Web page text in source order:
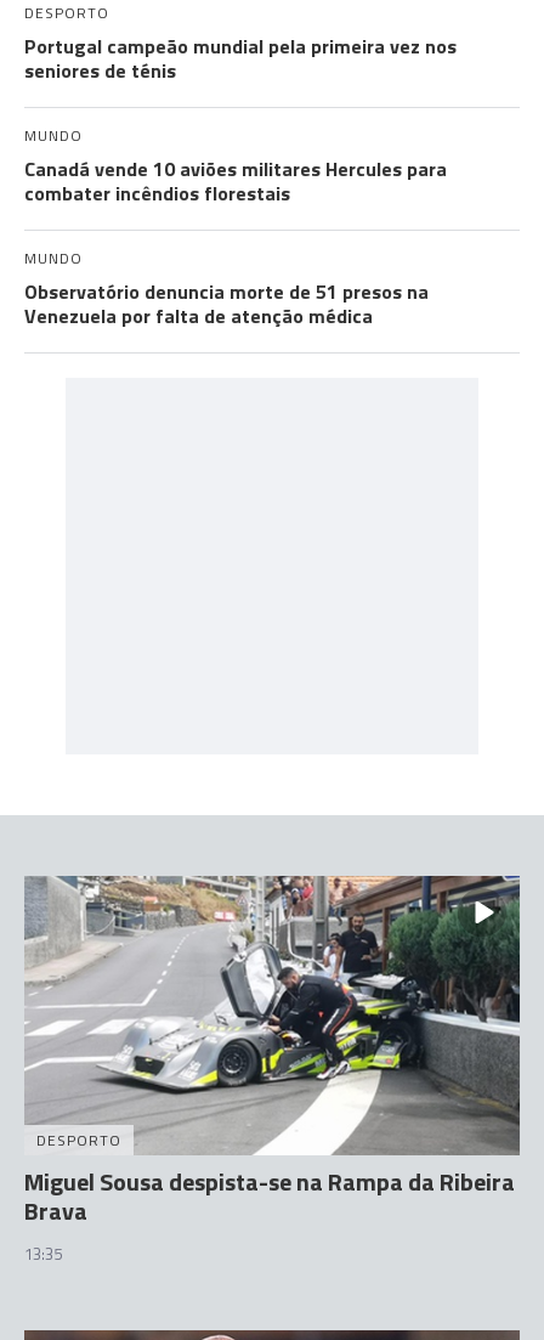
DESPORTO
Portugal campeão mundial pela primeira vez nos
seniores de ténis
MUNDO
Canadá vende 10 aviões militares Hercules para
combater incêndios florestais
MUNDO
Observatório denuncia morte de 51 presos na
Venezuela por falta de atenção médica
DESPORTO
Miguel Sousa despista-se na Rampa da Ribeira
Brava
13:35